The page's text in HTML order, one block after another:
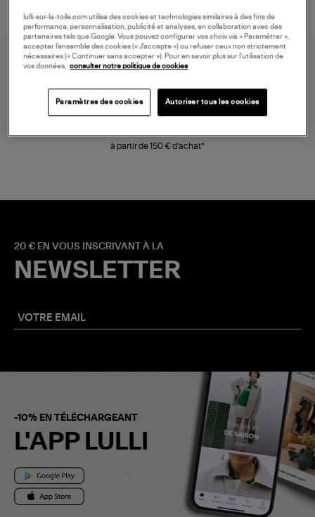
à partir de 150 € d'achat*
20 € EN VOUS INSCRIVANT À LA
NEWSLETTER
-10% EN TÉLÉCHARGEANT
L'APP LULLI
lulli-sur-la-toile.com utilise des cookies et technologies similaires à des fins de
performance, personnalisation, publicité et analyses, en collaboration avec des
partenaires tels que Google. Vous pouvez configurer vos choix via « Paramétrer »,
accepter l’ensemble des cookies (« J’accepte ») ou refuser ceux non strictement
nécessaires (« Continuer sans accepter »). Pour en savoir plus sur l’utilisation de
vos données, consulter notre politique de cookies
Paramètres des cookies Autoriser tous les cookies